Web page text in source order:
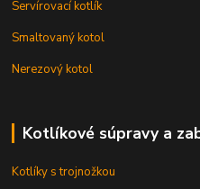
Servírovací kotlík
Smaltovaný kotol
Nerezový kotol
Kotlíkové súpravy a
Kotlíky s trojnožkou